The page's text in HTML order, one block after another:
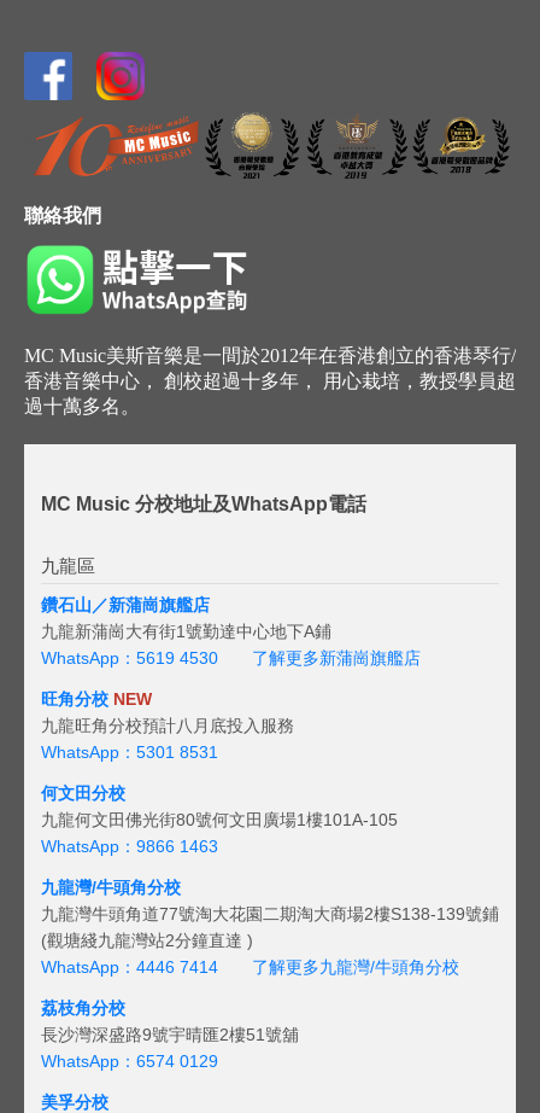
聯絡我們
MC Music美斯音樂是一間於2012年在香港創立的香港琴行/
香港音樂中心， 創校超過十多年， 用心栽培，教授學員超
過十萬多名。
MC Music 分校地址及WhatsApp電話
九龍區
鑽石山／新蒲崗旗艦店
九龍新蒲崗大有街1號勤達中心地下A鋪
WhatsApp：5619 4530
了解更多新蒲崗旗艦店
旺角分校 NEW
九龍旺角分校預計八月底投入服務
WhatsApp：5301 8531
何文田分校
九龍何文田佛光街80號何文田廣場1樓101A-105
WhatsApp：9866 1463
九龍灣/牛頭角分校
九龍灣牛頭角道77號淘大花園二期淘大商場2樓S138-139號鋪
(觀塘綫九龍灣站2分鐘直達 )
WhatsApp：4446 7414
了解更多九龍灣/牛頭角分校
荔枝角分校
長沙灣深盛路9號宇晴匯2樓51號舖
WhatsApp：6574 0129
美孚分校